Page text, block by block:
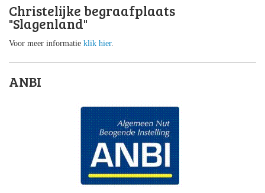
Christelijke begraafplaats
"Slagenland"
Voor meer informatie klik hier.
ANBI